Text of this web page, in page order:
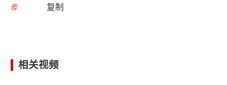
复制
相关视频